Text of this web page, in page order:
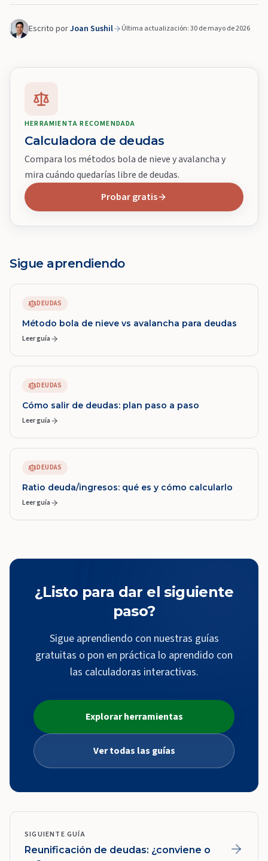
Escrito porJoan Sushil Última actualización: 30 de mayo de 2026
HERRAMIENTA RECOMENDADA
Calculadora de deudas
Compara los métodos bola de nieve y avalancha y
mira cuándo quedarías libre de deudas.
Probar gratis
Sigue aprendiendo
DEUDAS
Método bola de nieve vs avalancha para deudas
Leer guía
DEUDAS
Cómo salir de deudas: plan paso a paso
Leer guía
DEUDAS
Ratio deuda/ingresos: qué es y cómo calcularlo
Leer guía
¿Listo para dar el siguiente
paso?
Sigue aprendiendo con nuestras guías
gratuitas o pon en práctica lo aprendido con
las calculadoras interactivas.
Explorar herramientas
Ver todas las guías
SIGUIENTE GUÍA
Reunificación de deudas: ¿conviene o